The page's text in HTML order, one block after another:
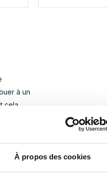
À propos des cookies
à un
cela,
de